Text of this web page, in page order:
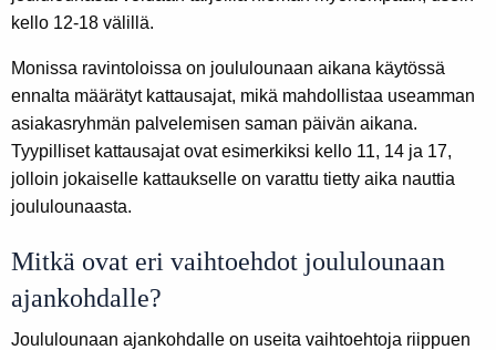
kello 12-18 välillä.
Monissa ravintoloissa on joululounaan aikana käytössä
ennalta määrätyt kattausajat, mikä mahdollistaa useamman
asiakasryhmän palvelemisen saman päivän aikana.
Tyypilliset kattausajat ovat esimerkiksi kello 11, 14 ja 17,
jolloin jokaiselle kattaukselle on varattu tietty aika nauttia
joululounaasta.
Mitkä ovat eri vaihtoehdot joululounaan
ajankohdalle?
Joululounaan ajankohdalle on useita vaihtoehtoja riippuen